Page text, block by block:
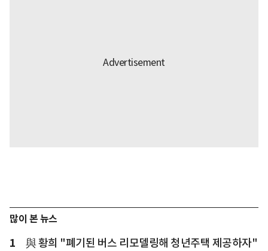
많이 본 뉴스
1 與 황희 "폐기된 버스 리모델링해 청년주택 제공하자"